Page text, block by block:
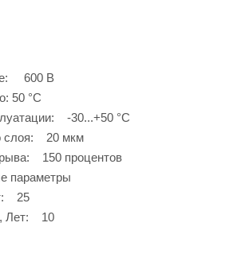
600 В
50 °C
-30...+50 °C
слоя: 20 мкм
150 процентов
параметры
25
Лет: 10